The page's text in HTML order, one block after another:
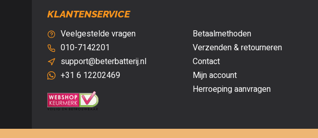
KLANTENSERVICE
Veelgestelde vragen
010-7142201
support@beterbatterij.nl
+31 6 12202469
Betaalmethoden
Verzenden & retourneren
Contact
Mijn account
Herroeping aanvragen